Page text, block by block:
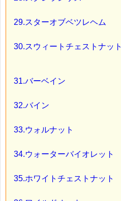
29.スターオブベツレヘム
30.スウィートチェストナット
31.バーベイン
32.バイン
33.ウォルナット
34.ウォーターバイオレット
35.ホワイトチェストナット